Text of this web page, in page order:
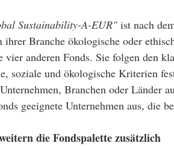
Sustainability-A-EUR" ist nach
Branche ökologische oder
vier anderen Fonds. Sie folgen den
soziale und ökologische Kriterien
Branchen oder Länder
geeignete Unternehmen aus, die
die Fondspalette zusätzlich